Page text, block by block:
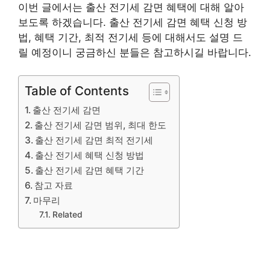
이번 글에서는 출산 전기세 감면 혜택에 대해 알아
보도록 하겠습니다. 출산 전기세 감면 혜택 신청 방
법, 혜택 기간, 최적 전기세 등에 대해서도 설명 드
릴 예정이니 궁금하신 분들은 참고하시길 바랍니다.
Table of Contents
출산 전기세 감면
출산 전기세 감면 범위, 최대 한도
출산 전기세 감면 최적 전기세
출산 전기세 혜택 신청 방법
출산 전기세 감면 혜택 기간
참고 자료
마무리
Related